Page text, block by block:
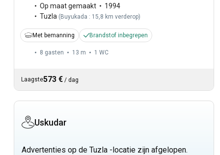
Op maat gemaakt
1994
Tuzla (Buyukada : 15,8 km verderop)
Met bemanning Brandstof inbegrepen
8 gasten 13 m 1 WC
Laagste573 € / dag
Uskudar
Advertenties op de Tuzla -locatie zijn afgelopen.